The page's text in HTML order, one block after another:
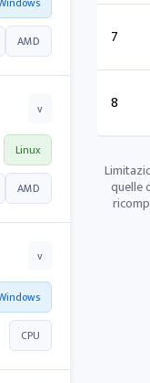
AMD
v
Linux
AMD
v
CPU
7
8
quelle